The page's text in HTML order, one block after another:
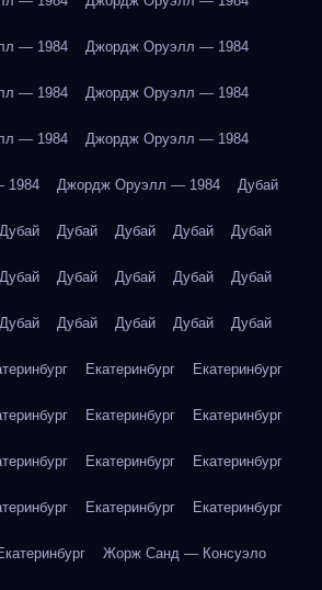
— 1984 Джордж Оруэлл — 1984
— 1984 Джордж Оруэлл — 1984
— 1984 Джордж Оруэлл — 1984
1984 Джордж Оруэлл — 1984 Дубай
Дубай Дубай Дубай Дубай Дубай
Дубай Дубай Дубай Дубай Дубай
Дубай Дубай Дубай Дубай Дубай
Екатеринбург Екатеринбург
Екатеринбург Екатеринбург
Екатеринбург Екатеринбург
Екатеринбург Екатеринбург
Жорж Санд — Консуэло